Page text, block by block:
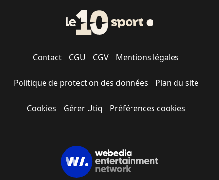
Contact CGU CGV Mentions légales
Politique de protection des données Plan du site
Cookies Gérer Utiq Préférences cookies